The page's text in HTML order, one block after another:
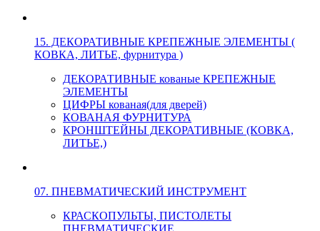
15. ДЕКОРАТИВНЫЕ КРЕПЕЖНЫЕ ЭЛЕМЕНТЫ (
КОВКА, ЛИТЬЕ, фурнитура )
ДЕКОРАТИВНЫЕ кованые КРЕПЕЖНЫЕ
ЭЛЕМЕНТЫ
ЦИФРЫ кованая(для дверей)
КОВАНАЯ ФУРНИТУРА
КРОНШТЕЙНЫ ДЕКОРАТИВНЫЕ (КОВКА,
ЛИТЬЕ,)
07. ПНЕВМАТИЧЕСКИЙ ИНСТРУМЕНТ
КРАСКОПУЛЬТЫ, ПИСТОЛЕТЫ
ПНЕВМАТИЧЕСКИЕ